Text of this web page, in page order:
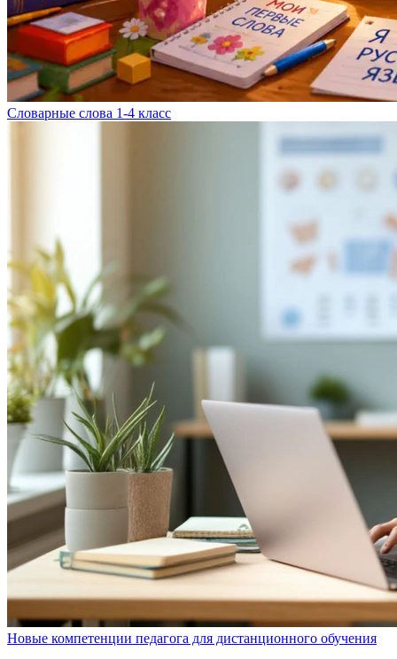
Словарные слова 1-4 класс
Новые компетенции педагога для дистанционного обучения